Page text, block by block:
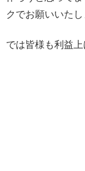
クでお願いいたし
では皆様も利益